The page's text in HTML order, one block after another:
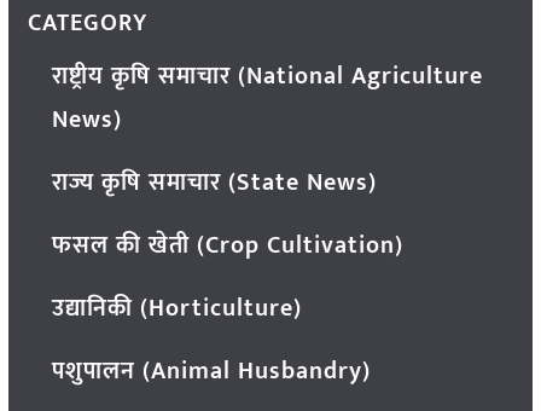
CATEGORY
राष्ट्रीय कृषि समाचार (National Agriculture
News)
राज्य कृषि समाचार (State News)
फसल की खेती (Crop Cultivation)
उद्यानिकी (Horticulture)
पशुपालन (Animal Husbandry)